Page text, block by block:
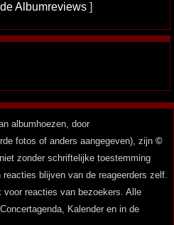
Albumreviews ]
albumhoezen, door
fotos of anders aangegeven), zijn ©
zonder schriftelijke toestemming
blijven van de reageerders zelf.
voor reacties van bezoekers. Alle
Kalender en in de